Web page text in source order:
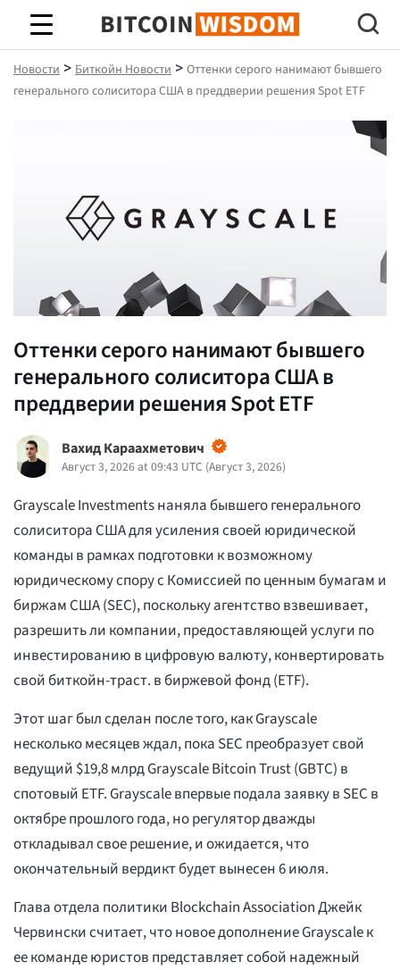
Биткойн Мудрость
Новости > Биткойн Новости > Оттенки серого нанимают бывшего
генерального солиситора США в преддверии решения Spot ETF
Оттенки серого нанимают бывшего
генерального солиситора США в
преддверии решения Spot ETF
Вахид Караахметович
Август 3, 2026 at 09:43 UTC (Август 3, 2026)
Grayscale Investments наняла бывшего генерального
солиситора США для усиления своей юридической
команды в рамках подготовки к возможному
юридическому спору с Комиссией по ценным бумагам и
биржам США (SEC), поскольку агентство взвешивает,
разрешить ли компании, предоставляющей услуги по
инвестированию в цифровую валюту, конвертировать
свой биткойн-траст. в биржевой фонд (ETF).
Этот шаг был сделан после того, как Grayscale
несколько месяцев ждал, пока SEC преобразует свой
ведущий $19,8 млрд Grayscale Bitcoin Trust (GBTC) в
спотовый ETF. Grayscale впервые подала заявку в SEC в
октябре прошлого года, но регулятор дважды
откладывал свое решение, и ожидается, что
окончательный вердикт будет вынесен 6 июля.
Глава отдела политики Blockchain Association Джейк
Червински считает, что новое дополнение Grayscale к
ее команде юристов представляет собой надежный